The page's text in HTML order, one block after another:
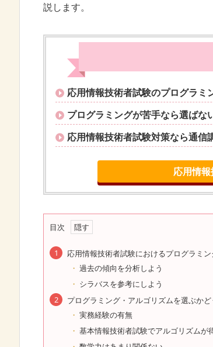
説します。
応用情報技術者試験のプログラミ
プログラミングが苦手なら選ばな
応用情報技術者試験対策なら通信
応用情
目次
応用情報技術者試験におけるプログラミ
過去の傾向を分析しよう
シラバスを参考にしよう
プログラミング・アルゴリズムを選ぶか
実務経験の有無
基本情報技術者試験でアルゴリズムが